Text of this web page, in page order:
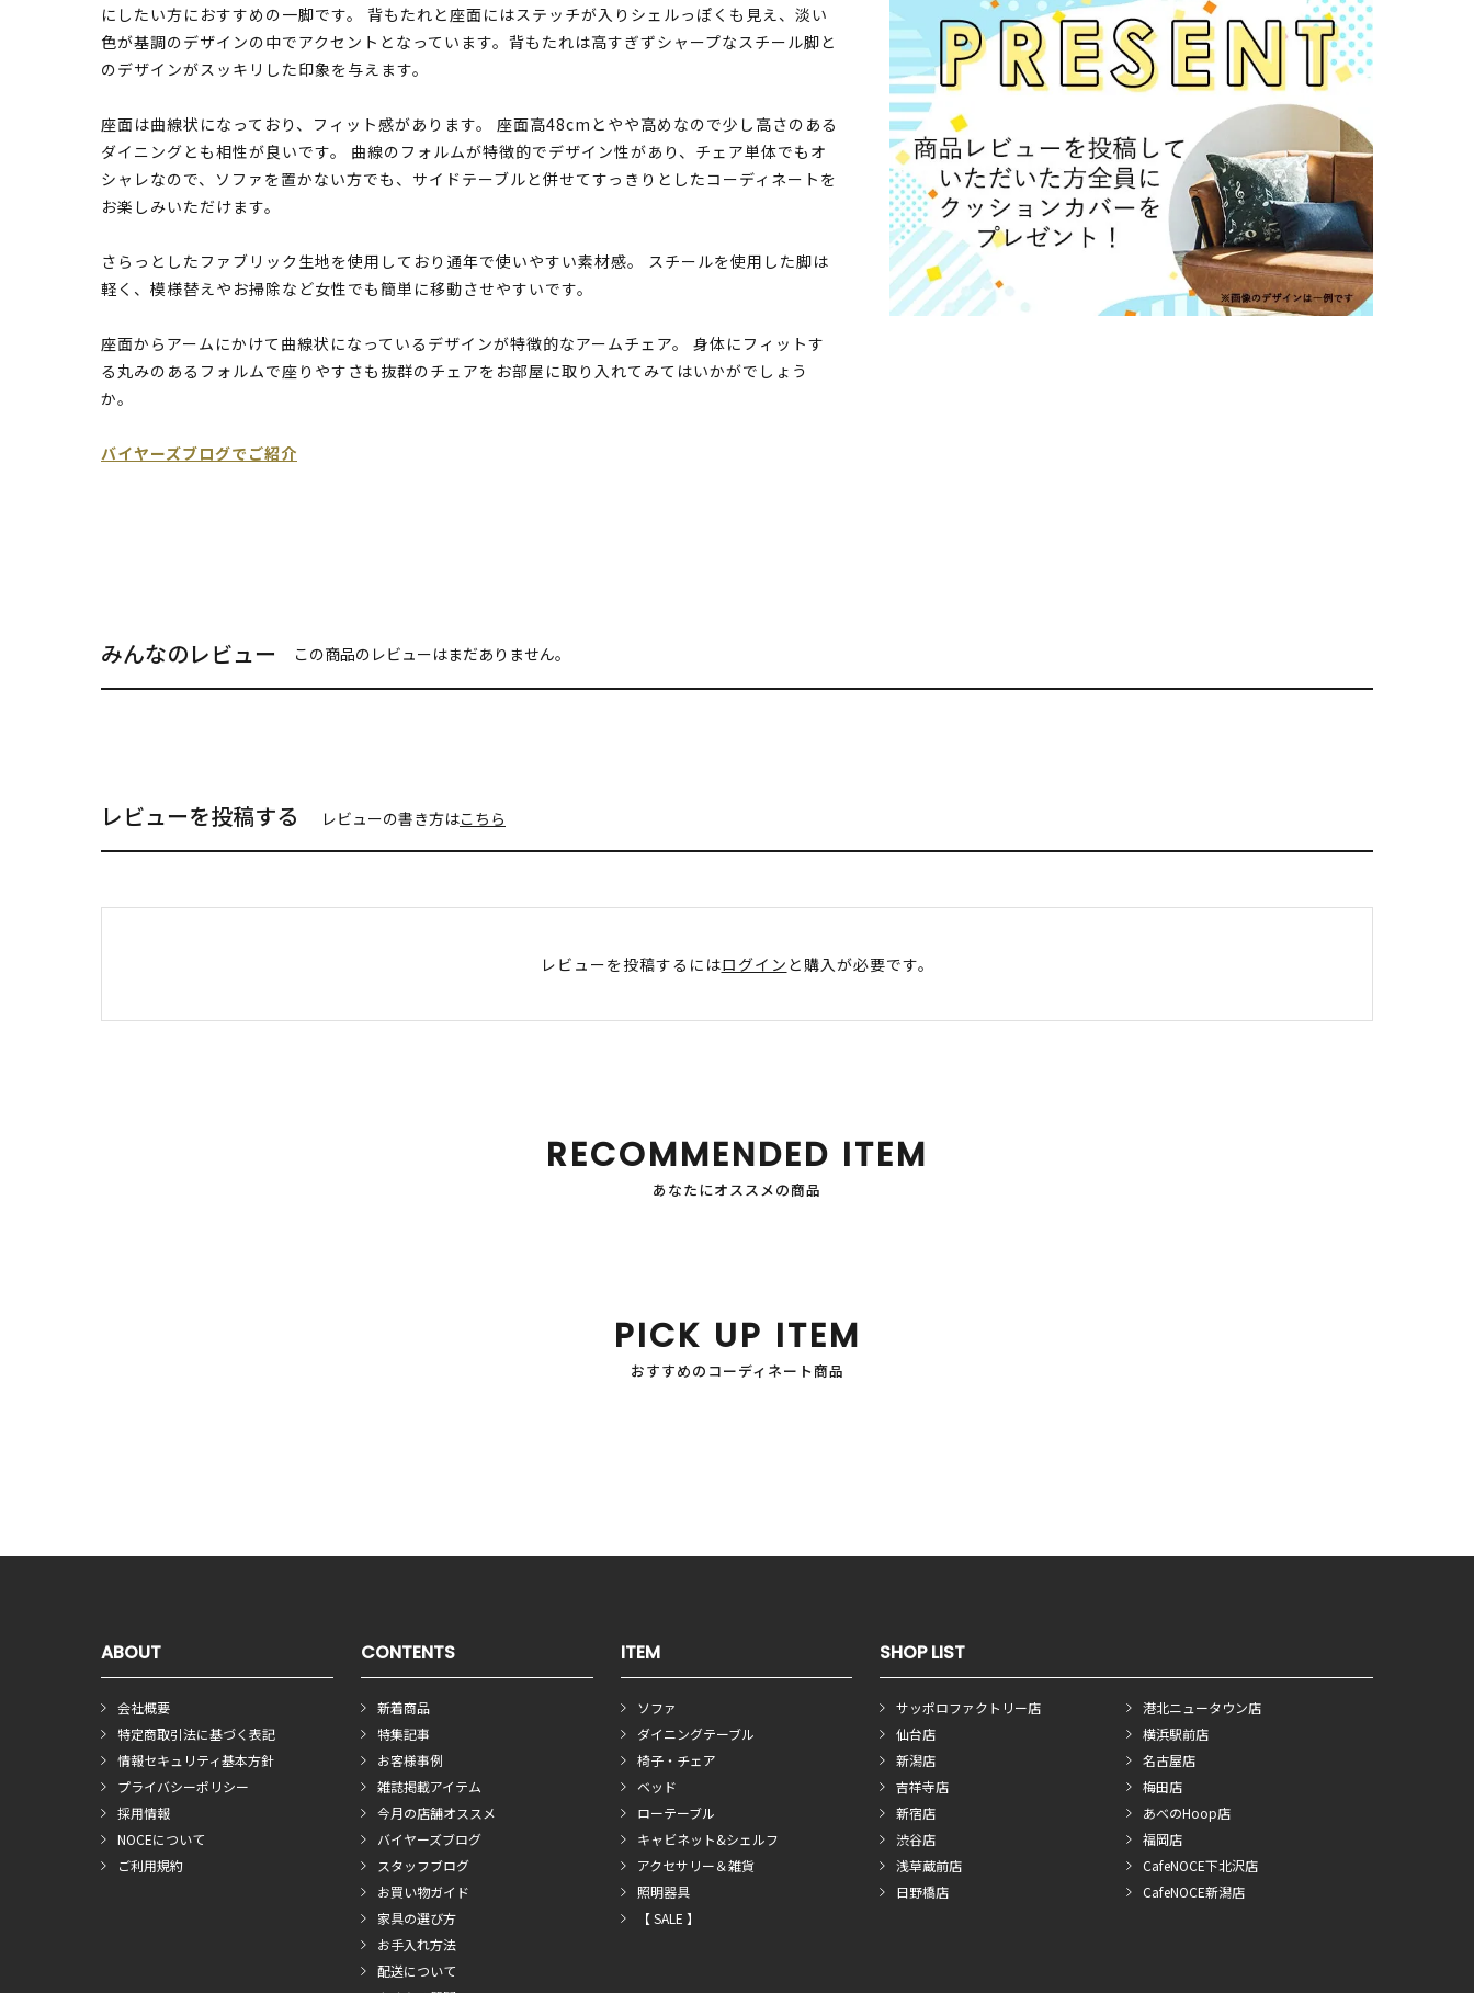
にしたい方におすすめの一脚です。 背もたれと座面にはステッチが入りシェルっぽくも見え、淡い
色が基調のデザインの中でアクセントとなっています。背もたれは高すぎずシャープなスチール脚と
のデザインがスッキリした印象を与えます。
座面は曲線状になっており、フィット感があります。 座面高48cmとやや高めなので少し高さのある
ダイニングとも相性が良いです。 曲線のフォルムが特徴的でデザイン性があり、チェア単体でもオ
シャレなので、ソファを置かない方でも、サイドテーブルと併せてすっきりとしたコーディネートを
お楽しみいただけます。
さらっとしたファブリック生地を使用しており通年で使いやすい素材感。 スチールを使用した脚は
軽く、模様替えやお掃除など女性でも簡単に移動させやすいです。
座面からアームにかけて曲線状になっているデザインが特徴的なアームチェア。 身体にフィットす
る丸みのあるフォルムで座りやすさも抜群のチェアをお部屋に取り入れてみてはいかがでしょう
か。
バイヤーズブログでご紹介
みんなのレビュー この商品のレビューはまだありません。
レビューを投稿する レビューの書き方はこちら
レビューを投稿するにはログイン と購入が必要です。
RECOMMENDED ITEM
あなたにオススメの商品
PICK UP ITEM
おすすめのコーディネート商品
ABOUT
会社概要
特定商取引法に基づく表記
情報セキュリティ基本方針
プライバシーポリシー
採用情報
NOCEについて
ご利用規約
CONTENTS
新着商品
特集記事
お客様事例
雑誌掲載アイテム
今月の店舗オススメ
バイヤーズブログ
スタッフブログ
お買い物ガイド
家具の選び方
お手入れ方法
配送について
ITEM
ソファ
ダイニングテーブル
椅子・チェア
ベッド
ローテーブル
キャビネット&シェルフ
アクセサリー＆雑貨
照明器具
【 SALE 】
SHOP LIST
サッポロファクトリー店
仙台店
新潟店
吉祥寺店
新宿店
渋谷店
浅草蔵前店
日野橋店
港北ニュータウン店
横浜駅前店
名古屋店
梅田店
あべのHoop店
福岡店
CafeNOCE下北沢店
CafeNOCE新潟店